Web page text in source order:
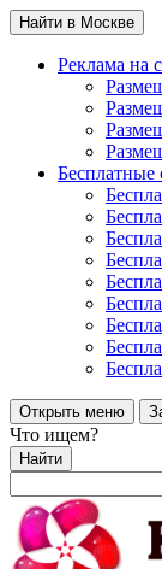
Найти в Москве
Реклама на
Бесплатные
Открыть меню
Что ищем?
Найти